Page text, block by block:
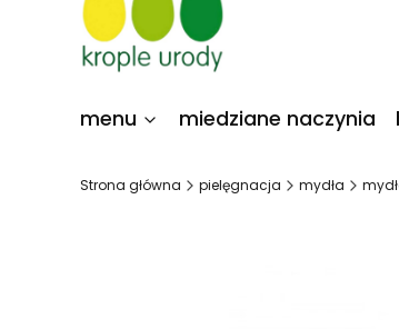
menu miedziane naczynia
Strona główna pielęgnacja mydła